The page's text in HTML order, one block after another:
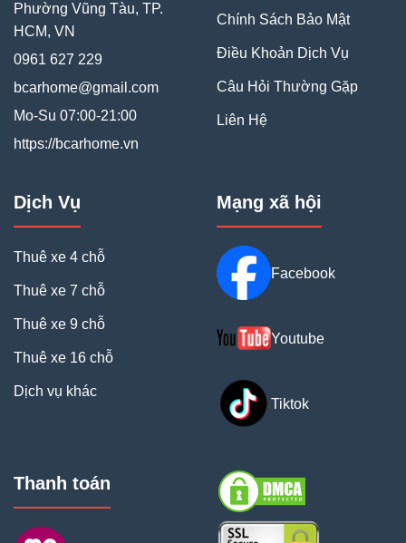
Phường Vũng Tàu, TP.
HCM, VN
0961 627 229
bcarhome@gmail.com
Mo-Su 07:00-21:00
https://bcarhome.vn
Chính Sách Bảo Mật
Điều Khoản Dịch Vụ
Câu Hỏi Thường Gặp
Liên Hệ
Dịch Vụ
Thuê xe 4 chỗ
Thuê xe 7 chỗ
Thuê xe 9 chỗ
Thuê xe 16 chỗ
Dịch vụ khác
Mạng xã hội
Facebook
Youtube
Tiktok
Thanh toán